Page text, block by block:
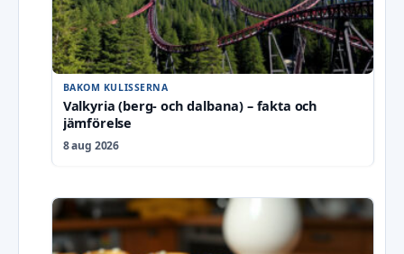
BAKOM KULISSERNA
Valkyria (berg- och dalbana) – fakta och
jämförelse
8 aug 2026